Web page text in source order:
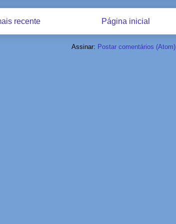
recente Página inicial
Assinar: Postar comentários (Atom)